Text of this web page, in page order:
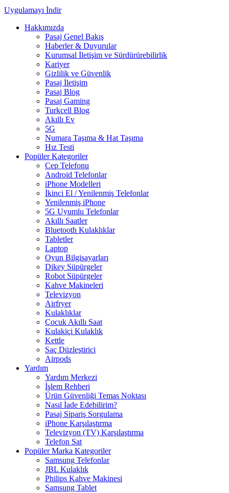
Uygulamayı İndir
Hakkımızda
Pasaj Genel Bakış
Haberler & Duyurular
Kurumsal İletişim ve Sürdürürebilirlik
Kariyer
Gizlilik ve Güvenlik
Pasaj İletişim
Pasaj Blog
Pasaj Gaming
Turkcell Blog
Akıllı Ev
5G
Numara Taşıma & Hat Taşıma
Hız Testi
Popüler Kategoriler
Cep Telefonu
Android Telefonlar
iPhone Modelleri
İkinci El / Yenilenmiş Telefonlar
Yenilenmiş iPhone
5G Uyumlu Telefonlar
Akıllı Saatler
Bluetooth Kulaklıklar
Tabletler
Laptop
Oyun Bilgisayarları
Dikey Süpürgeler
Robot Süpürgeler
Kahve Makineleri
Televizyon
Airfryer
Kulaklıklar
Çocuk Akıllı Saat
Kulakiçi Kulaklık
Kettle
Saç Düzleştirici
Airpods
Yardım
Yardım Merkezi
İşlem Rehberi
Ürün Güvenliği Temas Noktası
Nasıl İade Edebilirim?
Pasaj Sipariş Sorgulama
iPhone Karşılaştırma
Televizyon (TV) Karşılaştırma
Telefon Sat
Popüler Marka Kategoriler
Samsung Telefonlar
JBL Kulaklık
Philips Kahve Makinesi
Samsung Tablet